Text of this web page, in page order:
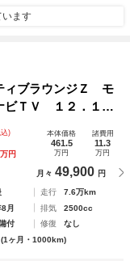
います
ィブラウンジＺ モ
ＴＶ １２．１型
Ｌ ＣＤＤＶＤ 前
ミラー 両側ＰＳ
)
万円
本体価格
461.5
万円
諸費用
11.3
万円
月々 49,900 円
走行
7.6万km
月 排気
2500cc
付 修復
なし
(1ヶ月・1000km)